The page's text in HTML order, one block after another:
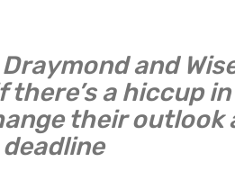
and
there’s a hiccup
their outlook